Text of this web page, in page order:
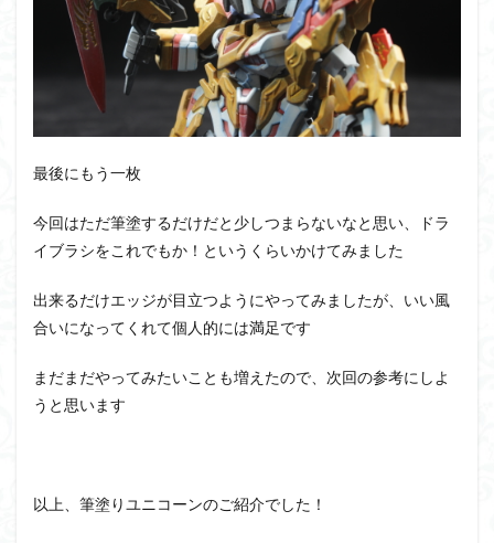
最後にもう一枚
今回はただ筆塗するだけだと少しつまらないなと思い、ドラ
イブラシをこれでもか！というくらいかけてみました
出来るだけエッジが目立つようにやってみましたが、いい風
合いになってくれて個人的には満足です
まだまだやってみたいことも増えたので、次回の参考にしよ
うと思います
以上、筆塗りユニコーンのご紹介でした！